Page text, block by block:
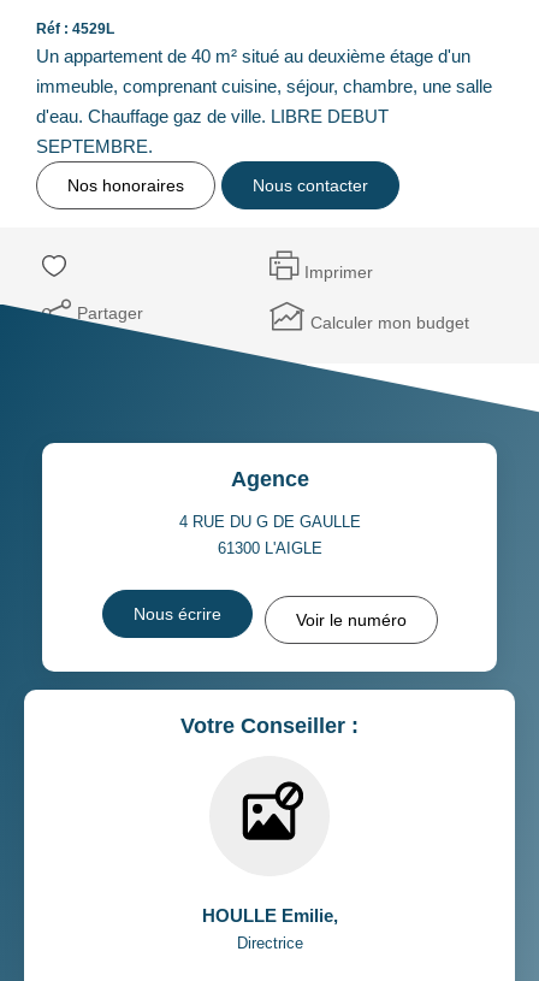
Réf : 4529L
Un appartement de 40 m² situé au deuxième étage d'un
immeuble, comprenant cuisine, séjour, chambre, une salle
d'eau. Chauffage gaz de ville. LIBRE DEBUT
SEPTEMBRE.
Nos honoraires Nous contacter
Imprimer
Partager Calculer mon budget
Agence
4 RUE DU G DE GAULLE
61300 L'AIGLE
Nous écrire Voir le numéro
Votre Conseiller :
HOULLE Emilie,
Directrice